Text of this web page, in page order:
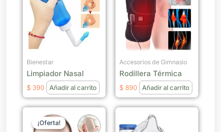
Bienestar
Limpiador Nasal
$ 390 Añadir al carrito
Accesorios de Gimnasio
Rodillera Térmica
$ 890 Añadir al carrito
¡Oferta!
¡Oferta!
precio
original
precio
actual
Este
producto